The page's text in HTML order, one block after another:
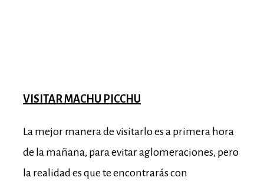
VISITAR MACHU PICCHU
La mejor manera de visitarlo es a primera hora
de la mañana, para evitar aglomeraciones, pero
la realidad es que te encontrarás con